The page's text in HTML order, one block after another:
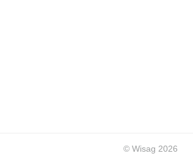
© Wisag 2026